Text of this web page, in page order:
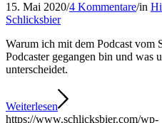
15. Mai 2020/4 Kommentare/in
Schlicksbier
Warum ich mit dem Podcast vom
Podcaster gegangen bin und was
unterscheidet.
Weiterlesen
https://www.schlicksbier.com/wp-